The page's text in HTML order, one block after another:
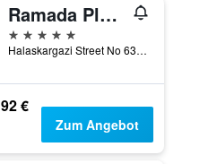
Ramada Plaza by Wyndham Istanbul City Center
5 Sterne
Halaskargazi Street No 63, Istanbul, Türkei
92 €
Zum Angebot